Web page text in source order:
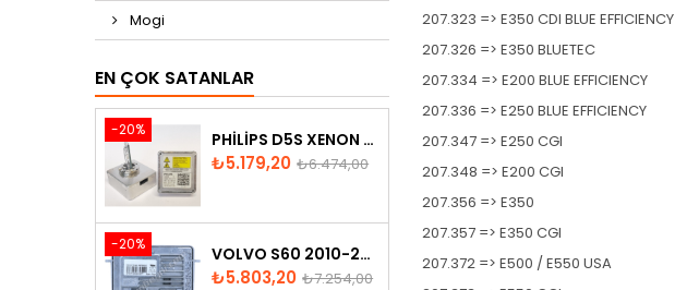
Mogi
EN ÇOK SATANLAR
-20% PHILIPS D5S XENON AMPUL
Fiyat
₺5.179,20 Normal
₺6.474,00
-20% VOLVO S60 2010-2018 XENON FAR BEYNI 31297942
Fiyat
₺5.803,20 Normal
₺7.254,00
207.323 => E350 CDI BLUE EFFICIENCY
207.326 => E350 BLUETEC
207.334 => E200 BLUE EFFICIENCY
207.336 => E250 BLUE EFFICIENCY
207.347 => E250 CGI
207.348 => E200 CGI
207.356 => E350
207.357 => E350 CGI
207.372 => E500 / E550 USA